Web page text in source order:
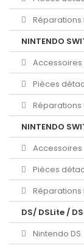
Réparations
NINTENDO
Accessoires
Pièces
Réparations
NINTENDO
Accessoires
Pièces
Réparations
DS/ DSLite /
Nintendo DS